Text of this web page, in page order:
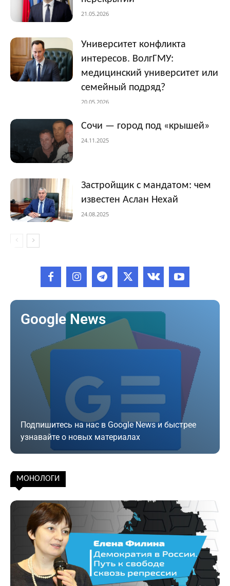
21.05.2026
Университет конфликта
интересов. ВолгГМУ:
медицинский университет или
семейный подряд?
20.05.2026
Сочи — город под «крышей»
24.11.2025
Застройщик с мандатом: чем
известен Аслан Нехай
24.08.2025
Google News
Подпишитесь на нас в Google News и быстрее
узнавайте о новых материалах
Подписаться
МОНОЛОГИ